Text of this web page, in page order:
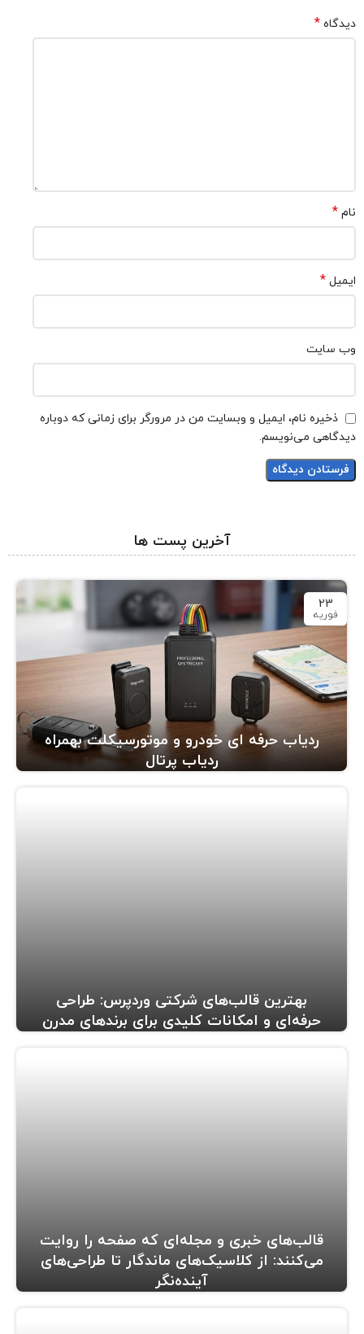
دیدگاه *
نام *
ایمیل *
وب‌ سایت
ذخیره نام، ایمیل و وبسایت من در مرورگر برای زمانی که دوباره
دیدگاهی می‌نویسم.
آخرین پست ها
23
فوریه
ردیاب حرفه ای خودرو و موتورسیکلت بهمراه
ردیاب پرتال
بهترین قالب‌های شرکتی وردپرس: طراحی
حرفه‌ای و امکانات کلیدی برای برندهای مدرن
قالب‌های خبری و مجله‌ای که صفحه را روایت
می‌کنند: از کلاسیک‌های ماندگار تا طراحی‌های
آینده‌نگر